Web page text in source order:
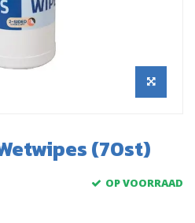
(70st)
OP VOORRAAD